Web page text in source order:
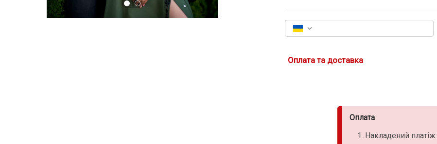
Оплата та доставка
Оплата
Накладений платіж: